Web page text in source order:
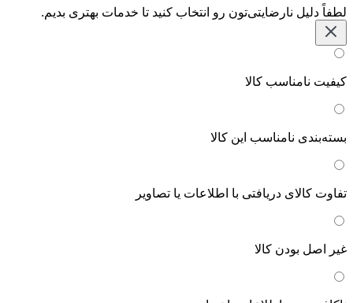
لطفاً دلیل نارضایتی‌تون رو انتخاب کنید تا خدمات بهتری بدیم.
کیفیت نامناسب کالا
بسته‌بندی نامناسب این کالا
تفاوت کالای دریافتی با اطلاعات یا تصاویر
غیر اصل بودن کالا